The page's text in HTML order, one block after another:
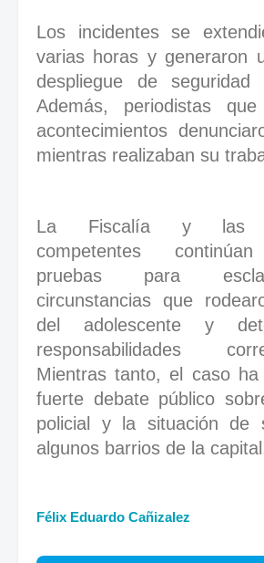
Los incidentes se
varias horas y generaron
despliegue de
Además, periodistas
acontecimientos
mientras realizaban su
La Fiscalía y las
competentes
pruebas para
circunstancias que
del adolescente y
responsabilidades
Mientras tanto, el caso ha
fuerte debate público
policial y la situación de
algunos barrios de la
Félix Eduardo Cañizalez